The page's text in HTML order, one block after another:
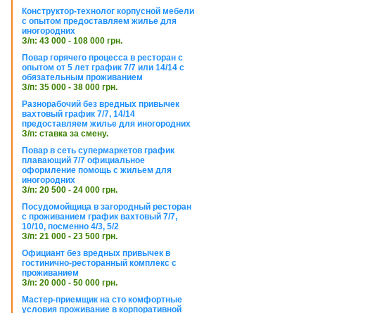
Конструктор-технолог корпусной мебели
с опытом предоставляем жилье для
иногородних
З/п: 43 000 - 108 000 грн.
Повар горячего процесса в ресторан с
опытом от 5 лет график 7/7 или 14/14 с
обязательным проживанием
З/п: 35 000 - 38 000 грн.
Разнорабочий без вредных привычек
вахтовый график 7/7, 14/14
предоставляем жилье для иногородних
З/п: ставка за смену.
Повар в сеть супермаркетов график
плавающий 7/7 официальное
оформление помощь с жильем для
иногородних
З/п: 20 500 - 24 000 грн.
Посудомойщица в загородный ресторан
с проживанием график вахтовый 7/7,
10/10, посменно 4/3, 5/2
З/п: 21 000 - 23 500 грн.
Официант без вредных привычек в
гостинично-ресторанный комплекс с
проживанием
З/п: 20 000 - 50 000 грн.
Мастер-приемщик на сто комфортные
условия проживание в корпоративной